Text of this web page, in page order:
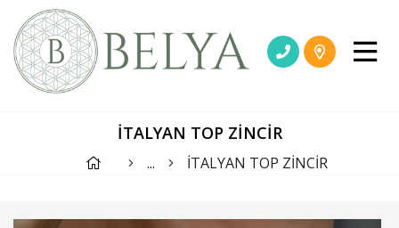
İTALYAN TOP ZİNCİR
... İTALYAN TOP ZİNCİR